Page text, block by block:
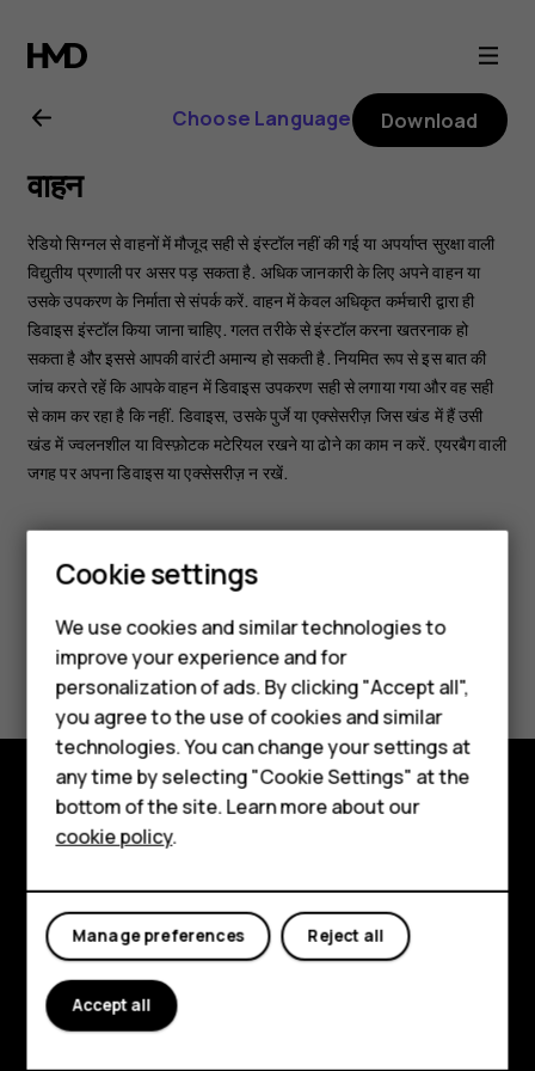
Nokia
6.2
user
guide
Smartphones
Feature phones
Phones for kids
Accessories
HMD Terra M
For business
Tablets
Choose Language Download
वाहन
रेडियो सिग्नल से वाहनों में मौजूद सही से इंस्टॉल नहीं की गई या अपर्याप्त सुरक्षा वाली
विद्युतीय प्रणाली पर असर पड़ सकता है. अधिक जानकारी के लिए अपने वाहन या
उसके उपकरण के निर्माता से संपर्क करें. वाहन में केवल अधिकृत कर्मचारी द्वारा ही
डिवाइस इंस्टॉल किया जाना चाहिए. गलत तरीके से इंस्टॉल करना खतरनाक हो
सकता है और इससे आपकी वारंटी अमान्य हो सकती है. नियमित रूप से इस बात की
जांच करते रहें कि आपके वाहन में डिवाइस उपकरण सही से लगाया गया और वह सही
से काम कर रहा है कि नहीं. डिवाइस, उसके पुर्जे या एक्सेसरीज़ जिस खंड में हैं उसी
खंड में ज्वलनशील या विस्फ़ोटक मटेरियल रखने या ढोने का काम न करें. एयरबैग वाली
जगह पर अपना डिवाइस या एक्सेसरीज़ न रखें.
Did you find this helpful?
Yes No
Explore
Planet and people
Support
FacebookInstagram
Tiktok
Cookie settings
We use cookies and similar technologies to
improve your experience and for
personalization of ads. By clicking "Accept all",
you agree to the use of cookies and similar
technologies. You can change your settings at
any time by selecting "Cookie Settings" at the
bottom of the site. Learn more about our
cookie policy.
Reject all
Manage preferences
Accept all